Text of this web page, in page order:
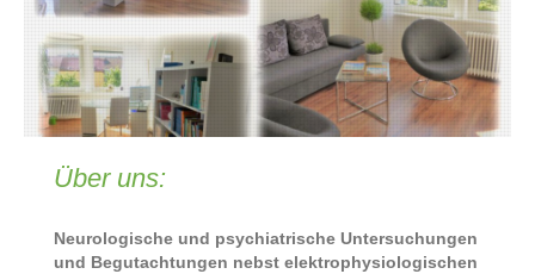
Über uns:
Neurologische und psychiatrische Untersuchungen
und Begutachtungen nebst elektrophysiologischen